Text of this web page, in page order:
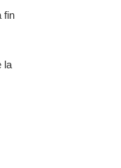
fin
la